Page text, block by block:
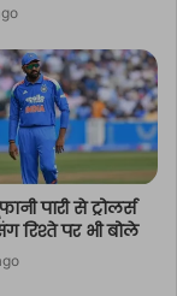
पारी से ट्रोलर्स
रिश्ते पर भी बोले